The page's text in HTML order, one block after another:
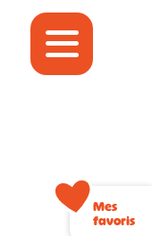
Mes
favoris